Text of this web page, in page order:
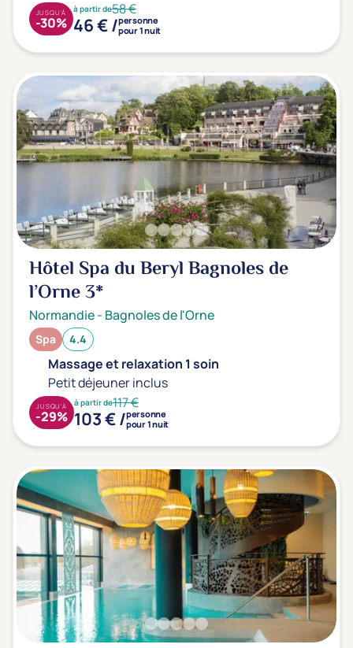
à partir de58 €
46 € /personne
pour 1 nuit
JUSQU'À
-30%
Hôtel Spa du Beryl Bagnoles de
l’Orne3*
Normandie- Bagnoles de l'Orne
Spa 4.4
Massage et relaxation 1 soin
Petit déjeuner inclus
à partir de117 €
103 € /personne
pour 1 nuit
JUSQU'À
-29%